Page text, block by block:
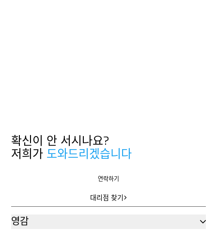
확신이 안 서시나요?
저희가 도와드리겠습니다
연락하기
대리점 찾기
영감